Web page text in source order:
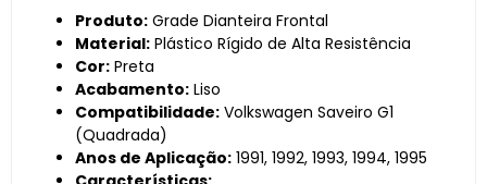
Produto: Grade Dianteira Frontal
Material: Plástico Rígido de Alta Resistência
Cor: Preta
Acabamento: Liso
Compatibilidade: Volkswagen Saveiro G1
(Quadrada)
Anos de Aplicação: 1991, 1992, 1993, 1994, 1995